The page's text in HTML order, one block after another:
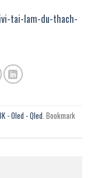
tai-lam-du-thach-
- Oled - Qled . Bookmark